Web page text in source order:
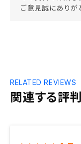
ご意見誠にありが
関連する評
RELATED REVIEWS